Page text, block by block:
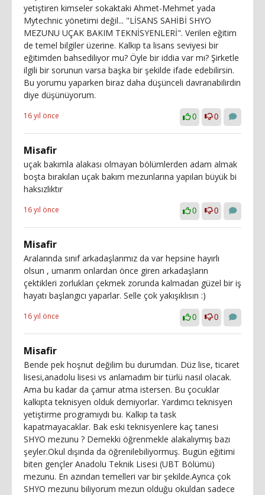
yetiştiren kimseler sokaktaki Ahmet-Mehmet yada
Mytechnic yönetimi değil... "LİSANS SAHİBİ SHYO
MEZUNU UÇAK BAKIM TEKNİSYENLERİ". Verilen eğitim
de temel bilgiler üzerine. Kalkıp ta lisans seviyesi bir
eğitimden bahsediliyor mu? Öyle bir iddia var mı? Şirketle
ilgili bir sorunun varsa başka bir şekilde ifade edebilirsin.
Bu yorumu yaparken biraz daha düşünceli davranabilirdin
diye düşünüyorum.
16 yıl önce 0 0
Misafir
uçak bakımla alakası olmayan bölümlerden adam almak
boşta bırakılan uçak bakım mezunlarına yapılan büyük bi
haksızlıktır
16 yıl önce 0 0
Misafir
Aralarında sınıf arkadaşlarımız da var hepsine hayırlı
olsun , umarım onlardan önce giren arkadaşların
çektikleri zorlukları çekmek zorunda kalmadan güzel bir iş
hayatı başlangıcı yaparlar. Selle çok yakışıklısın :)
16 yıl önce 0 0
Misafir
Bende pek hoşnut değilim bu durumdan. Düz lise, ticaret
lisesi,anadolu lisesi vs anlamadım bir türlü nasıl olacak.
Ama bu kadar da çamur atma istersen. Bu çocuklar
kalkıpta teknisyen olduk demiyorlar. Yardımcı teknisyen
yetiştirme programıydı bu. Kalkıp ta task
kapatmayacaklar. Bak eski teknisyenlere kaç tanesi
SHYO mezunu ? Demekki öğrenmekle alakalıymış bazı
şeyler.Okul dışında da öğrenilebiliyormuş. Bugün eğitimi
biten gençler Anadolu Teknik Lisesi (UBT Bölümü)
mezunu. En azından temelleri var bir şekilde.Ayrıca çok
SHYO mezunu biliyorum mezun olduğu okuldan sadece